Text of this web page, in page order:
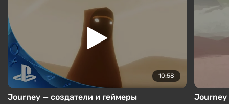
10:58
Journey — создатели и геймеры Journey